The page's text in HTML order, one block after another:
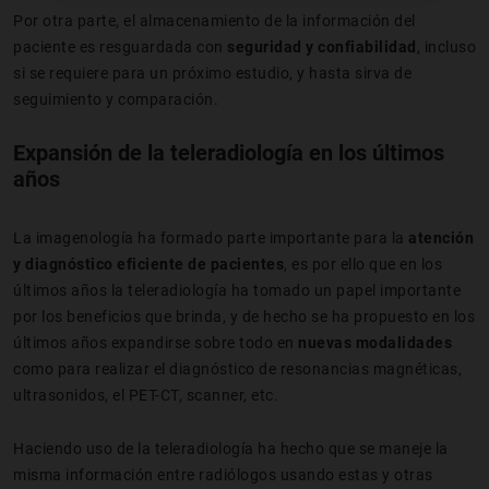
Por otra parte, el almacenamiento de la información del
paciente es resguardada con seguridad y confiabilidad , incluso
si se requiere para un próximo estudio, y hasta sirva de
seguimiento y comparación.
Expansión de la teleradiología en los últimos
años
La imagenología ha formado parte importante para la atención
y diagnóstico eficiente de pacientes , es por ello que en los
últimos años la teleradiología ha tomado un papel importante
por los beneficios que brinda, y de hecho se ha propuesto en los
últimos años expandirse sobre todo en nuevas modalidades
como para realizar el diagnóstico de resonancias magnéticas,
ultrasonidos, el PET-CT, scanner, etc.
Haciendo uso de la teleradiología ha hecho que se maneje la
misma información entre radiólogos usando estas y otras